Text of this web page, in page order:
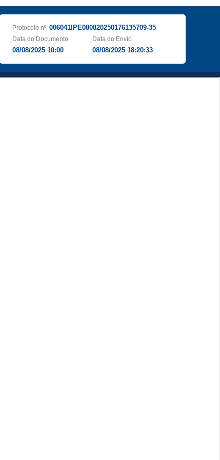
Protocolo nº: 006041IPE080820250176135709-35
Data do Documento
08/08/2025 10:00
Data do Envio
08/08/2025 18:20:33